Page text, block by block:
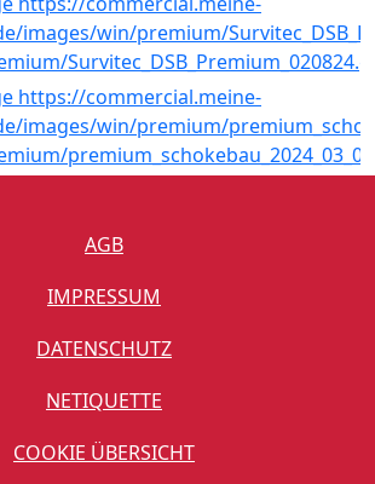
AGB
IMPRESSUM
DATENSCHUTZ
NETIQUETTE
COOKIE ÜBERSICHT